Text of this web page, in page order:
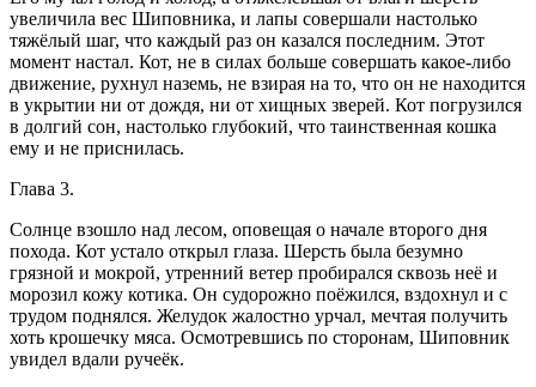
увеличила вес Шиповника, и лапы совершали настолько
тяжёлый шаг, что каждый раз он казался последним. Этот
момент настал. Кот, не в силах больше совершать какое-либо
движение, рухнул наземь, не взирая на то, что он не находится
в укрытии ни от дождя, ни от хищных зверей. Кот погрузился
в долгий сон, настолько глубокий, что таинственная кошка
ему и не приснилась.
Глава 3.
Солнце взошло над лесом, оповещая о начале второго дня
похода. Кот устало открыл глаза. Шерсть была безумно
грязной и мокрой, утренний ветер пробирался сквозь неё и
морозил кожу котика. Он судорожно поёжился, вздохнул и с
трудом поднялся. Желудок жалостно урчал, мечтая получить
хоть крошечку мяса. Осмотревшись по сторонам, Шиповник
увидел вдали ручеёк.